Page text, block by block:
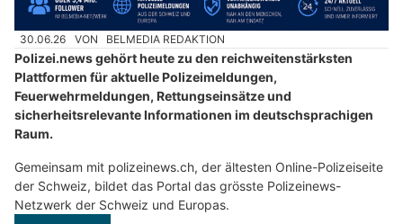
30.06.26 VON BELMEDIA REDAKTION
Polizei.news gehört heute zu den reichweitenstärksten
Plattformen für aktuelle Polizeimeldungen,
Feuerwehrmeldungen, Rettungseinsätze und
sicherheitsrelevante Informationen im deutschsprachigen
Raum.
Gemeinsam mit polizeinews.ch, der ältesten Online-Polizeiseite
der Schweiz, bildet das Portal das grösste Polizeinews-
Netzwerk der Schweiz und Europas.